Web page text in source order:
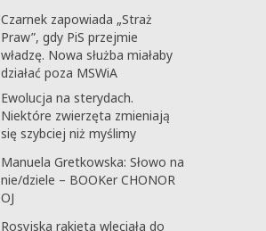
Czarnek zapowiada „Straż
Praw”, gdy PiS przejmie
władzę. Nowa służba miałaby
działać poza MSWiA
Ewolucja na sterydach.
Niektóre zwierzęta zmieniają
się szybciej niż myślimy
Manuela Gretkowska: Słowo na
nie/dziele – BOOKer CHONOR
OJ
Rosyjska rakieta wleciała do